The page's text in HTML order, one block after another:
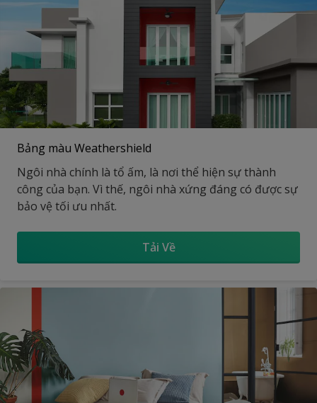
Bảng màu Weathershield
Ngôi nhà chính là tổ ấm, là nơi thể hiện sự thành
công của bạn. Vì thế, ngôi nhà xứng đáng có được sự
bảo vệ tối ưu nhất.
Tải Về